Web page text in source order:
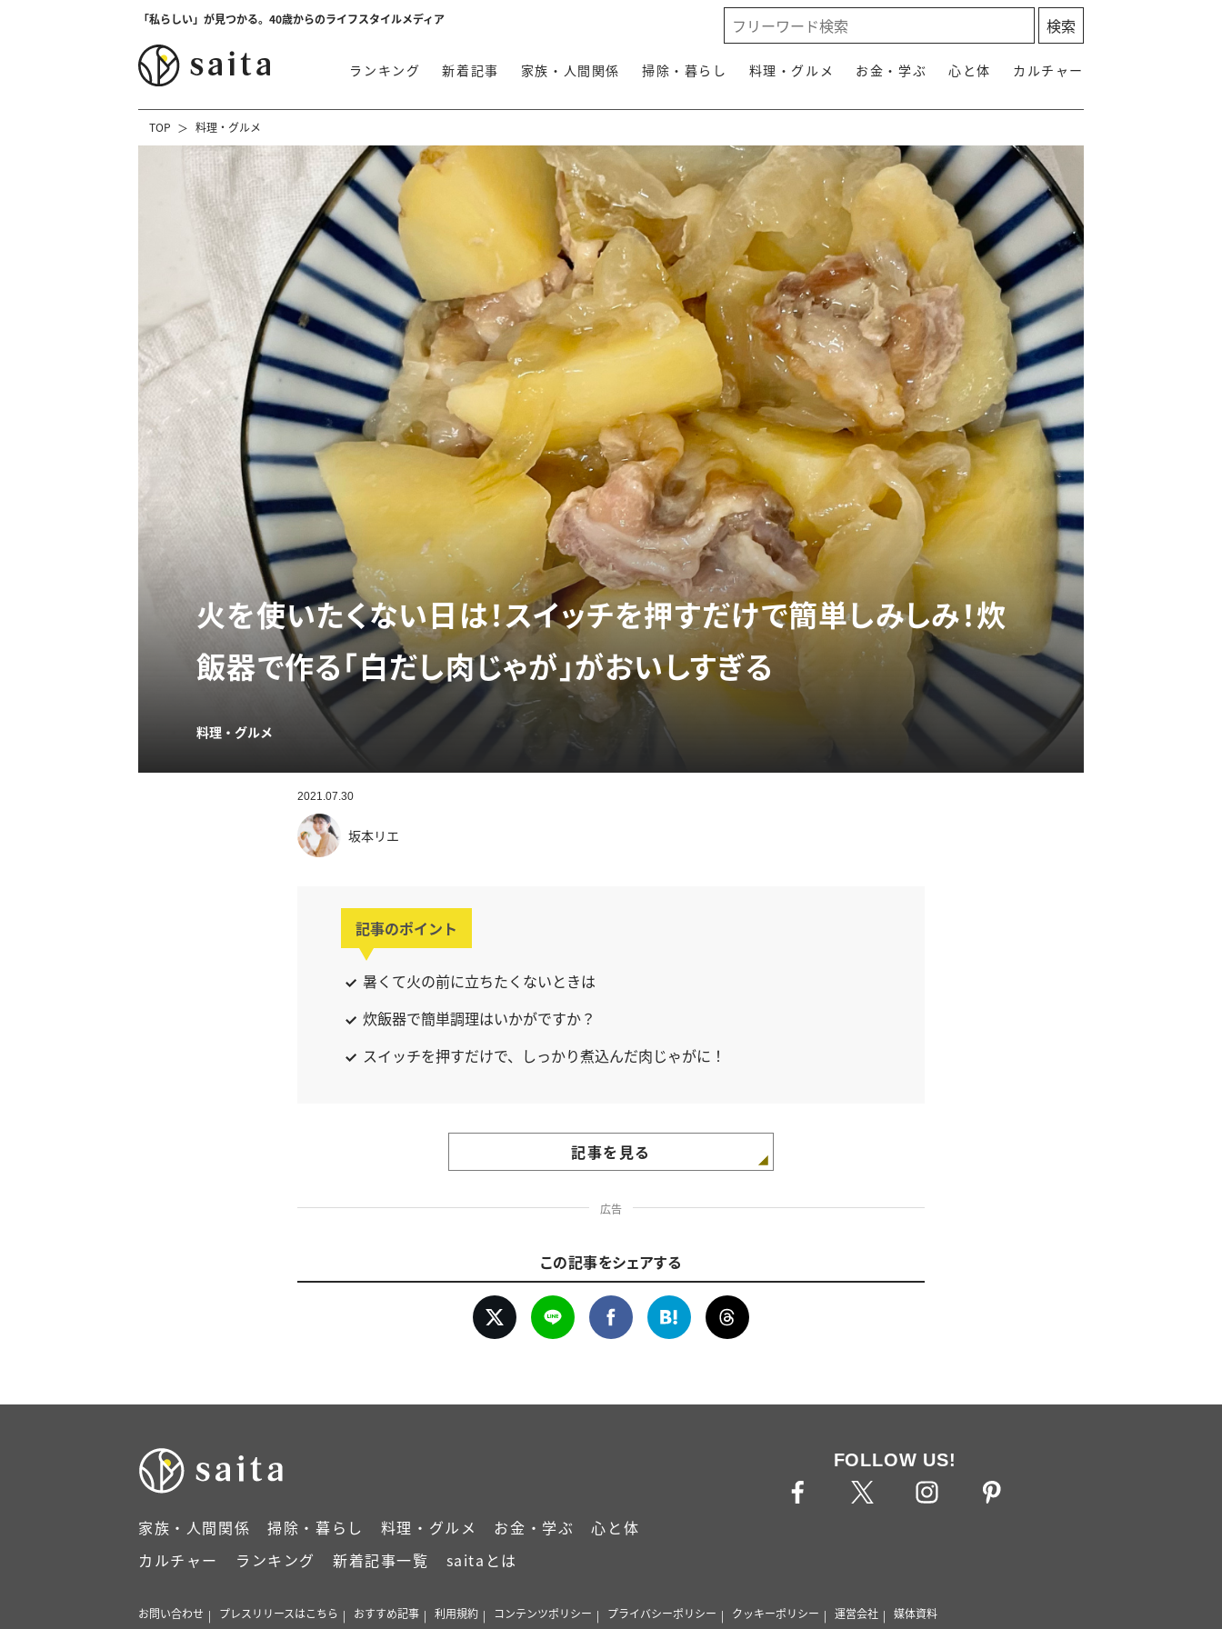
「私らしい」が見つかる。40歳からのライフスタイルメディア
ランキング 新着記事 家族・人間関係 掃除・暮らし 料理・グルメ お金・学ぶ 心と体 カルチャー
TOP 料理・グルメ
火を使いたくない日は！スイッチを押すだけで簡単しみしみ！炊
飯器で作る「白だし肉じゃが」がおいしすぎる
料理・グルメ
2021.07.30
坂本リエ
記事のポイント
暑くて火の前に立ちたくないときは
炊飯器で簡単調理はいかがですか？
スイッチを押すだけで、しっかり煮込んだ肉じゃがに！
記事を見る
広告
この記事をシェアする
家族・人間関係 掃除・暮らし 料理・グルメ お金・学ぶ
心と体
カルチャー
ランキング 新着記事一覧 saitaとは
FOLLOW US!
お問い合わせ プレスリリースはこちら おすすめ記事 利用規約 コンテンツポリシー プライバシーポリシー クッキーポリシー 運営会社 媒体資料